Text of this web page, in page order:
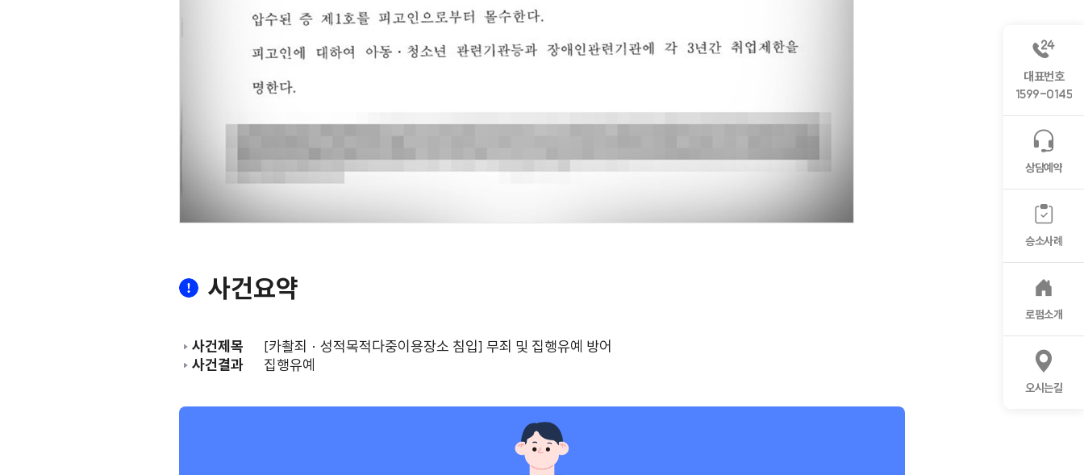
대표번호
1599-0145
상담예약
승소사례
로펌소개
오시는길
사건요약
사건제목
[카촬죄 · 성적목적다중이용장소 침입] 무죄 및 집행유예 방어
사건결과
집행유예